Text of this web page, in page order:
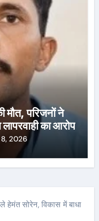
मौत, परिजनों ने
का आरोप
2026
हेमंत सोरेन, विकास में बाधा